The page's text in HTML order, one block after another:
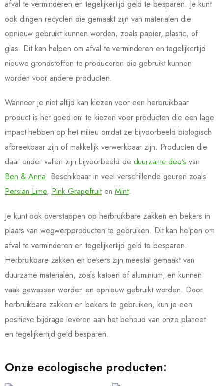
afval te verminderen en tegelijkertijd geld te besparen. Je kunt
ook dingen recyclen die gemaakt zijn van materialen die
opnieuw gebruikt kunnen worden, zoals papier, plastic, of
glas. Dit kan helpen om afval te verminderen en tegelijkertijd
nieuwe grondstoffen te produceren die gebruikt kunnen
worden voor andere producten.
Wanneer je niet altijd kan kiezen voor een herbruikbaar
product is het goed om te kiezen voor producten die een lage
impact hebben op het milieu omdat ze bijvoorbeeld biologisch
afbreekbaar zijn of makkelijk verwerkbaar zijn. Producten die
daar onder vallen zijn bijvoorbeeld de duurzame deo’s van
Ben & Anna. Beschikbaar in veel verschillende geuren zoals
Persian Lime, Pink Grapefruiten Mint.
Je kunt ook overstappen op herbruikbare zakken en bekers in
plaats van wegwerpproducten te gebruiken. Dit kan helpen om
afval te verminderen en tegelijkertijd geld te besparen.
Herbruikbare zakken en bekers zijn meestal gemaakt van
duurzame materialen, zoals katoen of aluminium, en kunnen
vaak gewassen worden en opnieuw gebruikt worden. Door
herbruikbare zakken en bekers te gebruiken, kun je een
positieve bijdrage leveren aan het behoud van onze planeet
en tegelijkertijd geld besparen.
Onze ecologische producten: